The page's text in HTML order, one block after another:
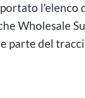
l'elenco
Wholesale
parte del